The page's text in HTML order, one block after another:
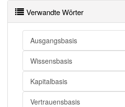
Basislager
Datenbank
Alarmierung
Grundzahl
Grundfläche
Verwandte Wörter
Ausgangsbasis
Wissensbasis
Kapitalbasis
Vertrauensbasis